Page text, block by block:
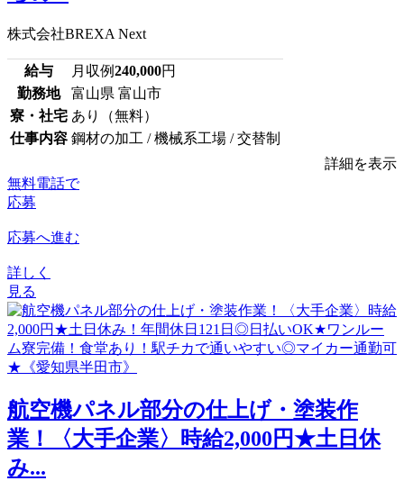
株式会社BREXA Next
給与 月収例240,000円
勤務地
富山県 富山市
寮・社宅 あり（無料）
仕事内容 鋼材の加工 / 機械系工場 / 交替制
詳細を表示
無料電話で
応募
応募へ進む
詳しく
見る
航空機パネル部分の仕上げ・塗装作
業！〈大手企業〉時給2,000円★土日休
み...